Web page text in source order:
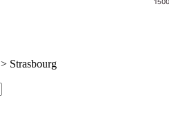
Dispo immédiate
> Strasbourg